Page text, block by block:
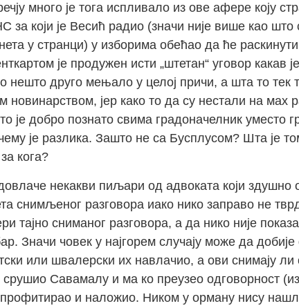
много је тога испливало из ове афере коју
који је Весић радио (значи није више као
у странци) у изборима обећао да ће
је продужен исти „штетан“ уговор какав
друго мењало у целој причи, а шта то тек
јер како то да су нестали на мах
је добро познато свима градоначелник уместо
је разлика. Зашто не са Бусплусом? Шта је
кога?
некакви пиљари од адвоката који здушно
снимљеног разговора иако нико заправо не
сниманог разговора, а да нико није
Значи човек у најгорем случају може да добије
или швалерски их навлачио, а ови снимају
Савамалу и ма ко преузео одговорност
профитирао и наложио. Ником у орману нису